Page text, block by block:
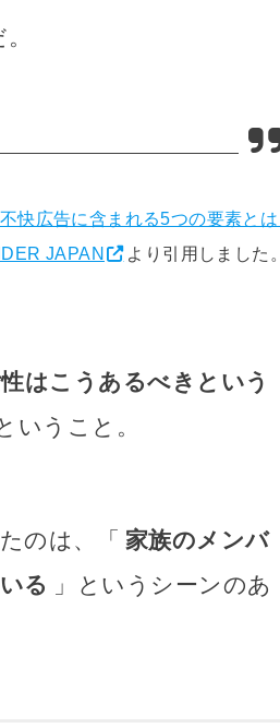
快広告に含まれる5つの要素とは |
JAPAN
より引用しました。
はこうあるべきという
いうこと。
のは、「 家族のメンバ
る
」というシーンのあ